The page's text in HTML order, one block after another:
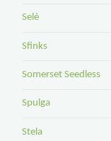
Selė
Sfinks
Somerset Seedless
Spulga
Stela